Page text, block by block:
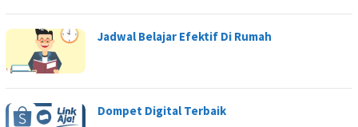
Jadwal Belajar Efektif Di Rumah
Dompet Digital Terbaik